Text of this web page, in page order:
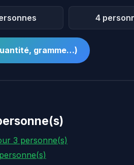
4
gramme…)
3 personne(s)